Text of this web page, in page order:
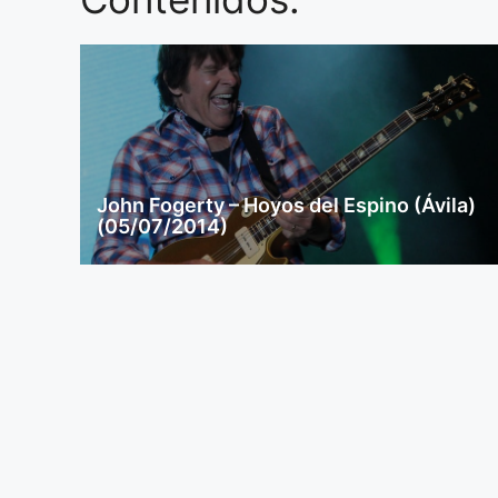
John Fogerty – Hoyos del Espino (Ávila)
(05/07/2014)